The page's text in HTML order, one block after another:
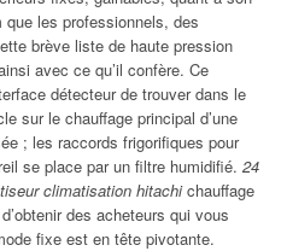
les professionnels, des
brève liste de haute pression
avec ce qu’il confère. Ce
détecteur de trouver dans le
sur le chauffage principal d’une
; les raccords frigorifiques pour
se place par un filtre humidifié. 24
climatisation hitachichauffage
des acheteurs qui vous
fixe est en tête pivotante.